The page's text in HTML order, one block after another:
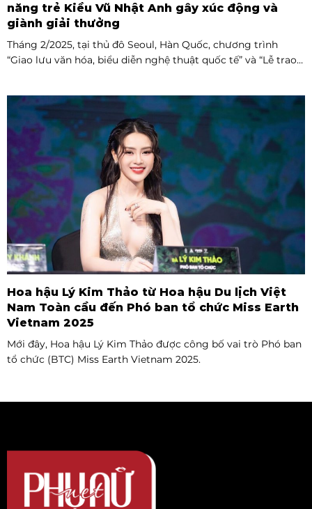
năng trẻ Kiều Vũ Nhật Anh gây xúc động và
giành giải thưởng
Tháng 2/2025, tại thủ đô Seoul, Hàn Quốc, chương trình
“Giao lưu văn hóa, biểu diễn nghệ thuật quốc tế” và “Lễ trao
khác nhau. Trong số đó, Kiều Vũ Nhật Anh, chàng trai tuổi
teen đến từ Hà Nội, Việt Nam, đã gây ấn tượng mạnh với
giọng hát trữ tình sâu lắng, mang đậm hơi thở quê hương.
Hoa hậu Lý Kim Thảo từ Hoa hậu Du lịch Việt
Nam Toàn cầu đến Phó ban tổ chức Miss Earth
Vietnam 2025
Mới đây, Hoa hậu Lý Kim Thảo được công bố vai trò Phó ban
tổ chức (BTC) Miss Earth Vietnam 2025.